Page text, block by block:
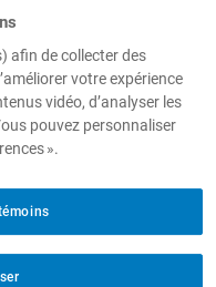
limiter la
leurs profits.
firmes
la toile de
planétaire, la
Ainsi,
économique «
de sorte
concurrence.
afin de collecter des
votre expérience
vidéo, d’analyser les
pouvez personnaliser
».